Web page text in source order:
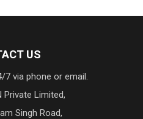
US
7 via phone or email.
Private Limited,
Singh Road,